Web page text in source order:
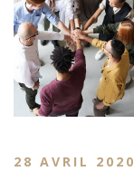
28 AVRIL 2020